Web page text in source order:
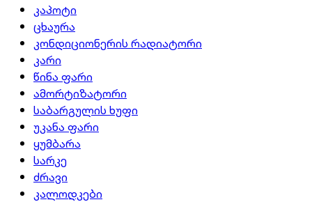
კაპოტი
ცხაურა
კონდიციონერის რადიატორი
კარი
წინა ფარი
ამორტიზატორი
საბარგულის ხუფი
უკანა ფარი
ყუმბარა
სარკე
ძრავი
კალოდკები